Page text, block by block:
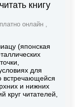
книгу
онлайн ,
(японская
для
встречающейся
и нижних
круг читателей,